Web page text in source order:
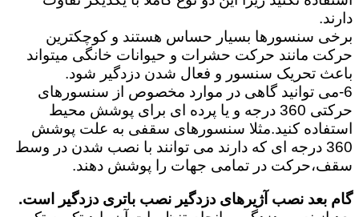
دارند.
برخی سنسورها بسیار حساس هستند و کوچکترین
حرکت مانند حرکت حشرات و حیوانات خانگی میتواند
باعث تحریک سنسور و فعال شدن دزدگیر شود.
6-می توانید گاهی در موارد مخصوص از سنسورهای
حرکتی 360 درجه و یا پرده ای برای پوشش محیط
استفاده کنید.مثلا سنسورهای سقفی به علت پوشش
360 درجه ای که دارند می توانند با نصب شدن در وسط
سقف،حرکت در تمامی جهات را پوشش دهند.
گام بعد نصب آژیرهای دزدگیر نصب باتری دزدگیر است.